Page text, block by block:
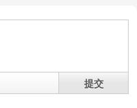
提交